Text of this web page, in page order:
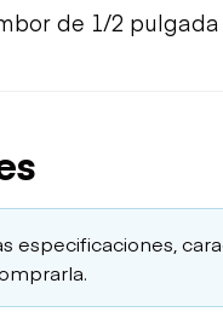
de 1/2 pulgada
especificaciones,